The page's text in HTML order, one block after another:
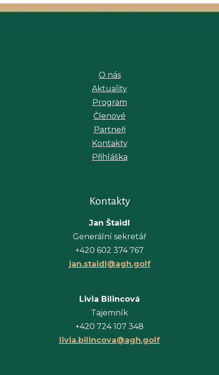
O nás
Aktuality
Program
Členové
Partneři
Kontakty
Přihláška
Kontakty
Jan Štaidl
Generální sekretář
+420 602 374 767
jan.staidl@agh.golf
Livia Bilincová
Tajemník
+420 724 107 348
livia.bilincova@agh.golf